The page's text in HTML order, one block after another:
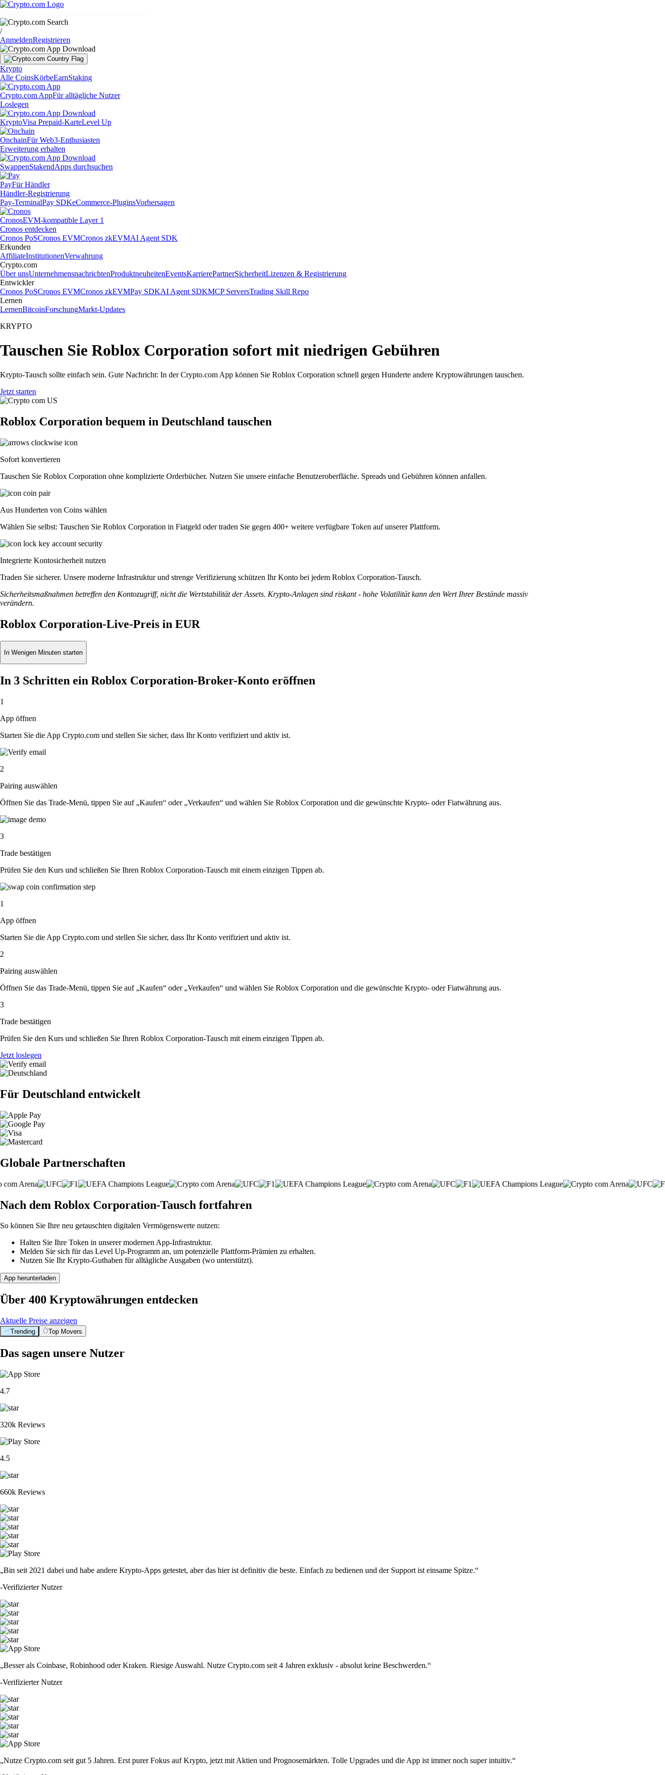
/
AnmeldenRegistrieren
Krypto
Alle CoinsKörbeEarnStaking
Crypto.com AppFür alltägliche Nutzer
Loslegen
KryptoVisa Prepaid-KarteLevel Up
OnchainFür Web3-Enthusiasten
Erweiterung erhalten
SwappenStakendApps durchsuchen
PayFür Händler
Händler-Registrierung
Pay-TerminalPay SDKeCommerce-PluginsVorhersagen
CronosEVM-kompatible Layer 1
Cronos entdecken
Cronos PoSCronos EVMCronos zkEVMAI Agent SDK
Erkunden
AffiliateInstitutionenVerwahrung
Crypto.com
Über unsUnternehmensnachrichtenProduktneuheitenEventsKarrierePartnerSicherheitLizenzen & Registrierung
Entwickler
Cronos PoSCronos EVMCronos zkEVMPay SDKAI Agent SDKMCP ServersTrading Skill Repo
Lernen
LernenBitcoinForschungMarkt-Updates
KRYPTO
Tauschen Sie Roblox Corporation sofort mit niedrigen Gebühren
Krypto-Tausch sollte einfach sein. Gute Nachricht: In der Crypto.com App können Sie Roblox Corporation schnell gegen Hunderte andere Kryptowährungen tauschen.
Jetzt starten
Roblox Corporation bequem in Deutschland tauschen
Sofort konvertieren
Tauschen Sie Roblox Corporation ohne komplizierte Orderbücher. Nutzen Sie unsere einfache Benutzeroberfläche. Spreads und Gebühren können anfallen.
Aus Hunderten von Coins wählen
Wählen Sie selbst: Tauschen Sie Roblox Corporation in Fiatgeld oder traden Sie gegen 400+ weitere verfügbare Token auf unserer Plattform.
Integrierte Kontosicherheit nutzen
Traden Sie sicherer. Unsere moderne Infrastruktur und strenge Verifizierung schützen Ihr Konto bei jedem Roblox Corporation-Tausch.
Sicherheitsmaßnahmen betreffen den Kontozugriff, nicht die Wertstabilität der Assets. Krypto-Anlagen sind riskant - hohe Volatilität kann den Wert Ihrer Bestände massiv
verändern.
Roblox Corporation-Live-Preis in EUR
In Wenigen Minuten starten
In 3 Schritten ein Roblox Corporation-Broker-Konto eröffnen
1
App öffnen
Starten Sie die App Crypto.com und stellen Sie sicher, dass Ihr Konto verifiziert und aktiv ist.
2
Pairing auswählen
Öffnen Sie das Trade-Menü, tippen Sie auf „Kaufen“ oder „Verkaufen“ und wählen Sie Roblox Corporation und die gewünschte Krypto- oder Fiatwährung aus.
3
Trade bestätigen
Prüfen Sie den Kurs und schließen Sie Ihren Roblox Corporation-Tausch mit einem einzigen Tippen ab.
1
App öffnen
Starten Sie die App Crypto.com und stellen Sie sicher, dass Ihr Konto verifiziert und aktiv ist.
2
Pairing auswählen
Öffnen Sie das Trade-Menü, tippen Sie auf „Kaufen“ oder „Verkaufen“ und wählen Sie Roblox Corporation und die gewünschte Krypto- oder Fiatwährung aus.
3
Trade bestätigen
Prüfen Sie den Kurs und schließen Sie Ihren Roblox Corporation-Tausch mit einem einzigen Tippen ab.
Jetzt loslegen
Für Deutschland entwickelt
Globale Partnerschaften
Nach dem Roblox Corporation-Tausch fortfahren
So können Sie Ihre neu getauschten digitalen Vermögenswerte nutzen:
Halten Sie Ihre Token in unserer modernen App-Infrastruktur.
Melden Sie sich für das Level Up-Programm an, um potenzielle Plattform-Prämien zu erhalten.
Nutzen Sie Ihr Krypto-Guthaben für alltägliche Ausgaben (wo unterstützt).
App herunterladen
Über 400 Kryptowährungen entdecken
Aktuelle Preise anzeigen
Trending Top Movers
Das sagen unsere Nutzer
4.7
320k Reviews
4.5
660k Reviews
„Bin seit 2021 dabei und habe andere Krypto-Apps getestet, aber das hier ist definitiv die beste. Einfach zu bedienen und der Support ist einsame Spitze.“
-Verifizierter Nutzer
„Besser als Coinbase, Robinhood oder Kraken. Riesige Auswahl. Nutze Crypto.com seit 4 Jahren exklusiv - absolut keine Beschwerden.“
-Verifizierter Nutzer
„Nutze Crypto.com seit gut 5 Jahren. Erst purer Fokus auf Krypto, jetzt mit Aktien und Prognosemärkten. Tolle Upgrades und die App ist immer noch super intuitiv.“